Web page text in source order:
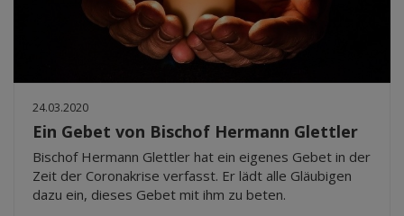
24.03.2020
Ein Gebet von Bischof Hermann Glettler
Bischof Hermann Glettler hat ein eigenes Gebet in der
Zeit der Coronakrise verfasst. Er lädt alle Gläubigen
dazu ein, dieses Gebet mit ihm zu beten.